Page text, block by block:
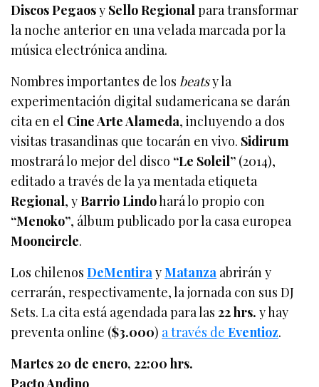
Discos Pegaosy Sello Regional para transformar
la noche anterior en una velada marcada por la
música electrónica andina.
Nombres importantes de los beatsy la
experimentación digital sudamericana se darán
cita en el Cine Arte Alameda, incluyendo a dos
visitas trasandinas que tocarán en vivo. Sidirum
mostrará lo mejor del disco “Le Soleil” (2014),
editado a través de la ya mentada etiqueta
Regional, yBarrio Lindohará lo propio con
“Menoko”, álbum publicado por la casa europea
Mooncircle.
Los chilenosDeMentira yMatanza abrirán y
cerrarán, respectivamente, la jornada con sus DJ
Sets. La cita está agendada para las22 hrs. y hay
preventa online ($3.000) a través deEventioz.
Martes 20 de enero, 22:00 hrs.
Pacto Andino